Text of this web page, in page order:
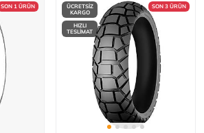
SON 1 ÜRÜN
ÜCRETSİZ
KARGO
HIZLI
TESLİMAT
SON 3 ÜRÜN